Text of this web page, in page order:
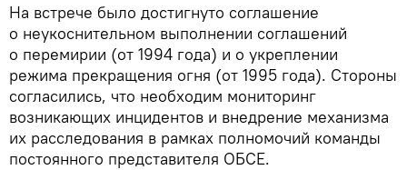
На встрече было достигнуто соглашение
о неукоснительном выполнении соглашений
о перемирии (от 1994 года) и о укреплении
режима прекращения огня (от 1995 года). Стороны
согласились, что необходим мониторинг
возникающих инцидентов и внедрение механизма
их расследования в рамках полномочий команды
постоянного представителя ОБСЕ.